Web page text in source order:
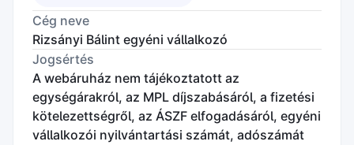
Cég neve
Rizsányi Bálint egyéni vállalkozó
Jogsértés
A webáruház nem tájékoztatott az
egységárakról, az MPL díjszabásáról, a fizetési
kötelezettségről, az ÁSZF elfogadásáról, egyéni
vállalkozói nyilvántartási számát, adószámát